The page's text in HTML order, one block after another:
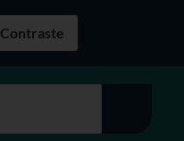
Contraste